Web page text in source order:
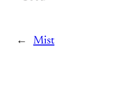
← Mist